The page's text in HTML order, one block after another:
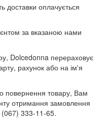
доставки оплачується
за вказаною нами
Dolcedonna перераховує
рахунок або на ім'я
повернення товару, Вам
отримання замовлення
(067) 333-11-65.